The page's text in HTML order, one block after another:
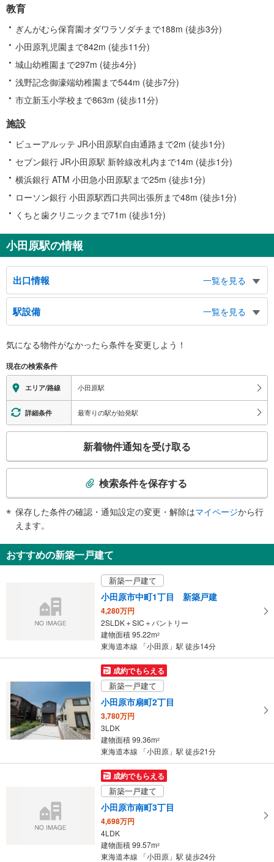
教育
ぎんがむら保育園オダワラソダチまで188m (徒歩3分)
小田原乳児園まで842m (徒歩11分)
城山幼稚園まで297m (徒歩4分)
浅野記念御濠端幼稚園まで544m (徒歩7分)
市立新玉小学校まで863m (徒歩11分)
施設
ビューアルッテ JR小田原駅自由通路まで2m (徒歩1分)
セブン銀行 JR小田原駅 新幹線改札内まで14m (徒歩1分)
横浜銀行 ATM 小田急小田原駅まで25m (徒歩1分)
ローソン銀行 小田原駅西口共同出張所まで48m (徒歩1分)
くちと歯クリニックまで71m (徒歩1分)
小田原駅の情報
出口情報
一覧を見る
東口
伊豆箱根鉄道（大雄山線）、箱根方面、バスのりば、タクシーのりば、小田原
城、城址公園、小田原文学館、なりわい交流館、御幸の浜海岸、小田原地下
街、商工会議所、観光協会、郷土文化館、市民会館、市立図書館、小田原郵便
局、裁判所、報徳二宮神社、法務合同庁舎
西口
東海道新幹線、小田急線、箱根登山線、駅レンタカー、バスのりば、タクシー
のりば、小田原市役所、中央公民館、小田原市立病院、社会福祉センター、税
務署、県合同庁舎、小田原警察署、北條早雲公像、めだかの学校、城山陸上競
技場、城山庭球場、小田原競輪場、関東学院大学、国際医療福祉大学、小田原
短期大学
駅設備
一覧を見る
※段差なしでの移動経路
【ＪＲ東日本】【ＪＲ東海】：○
【小田急電鉄】【箱根登山鉄道】：○
（※上記２社の駅は共同）
【伊豆箱根鉄道】：○
エレベータ
【ＪＲ】
［在来線］
・西口改札⇔東西自由通路（アークロード）
【小田急電鉄】【箱根登山鉄道】
・各ホーム⇔改札
【ＪＲ】
［新幹線］
・各ホーム⇔西口改札・新幹線乗換口改札
・新幹線乗換口⇔ＪＲ在来線通路
［在来線］
・各ホーム⇔東口改札
・西口改札⇔東西自由通路（アークロード）
【小田急電鉄】【箱根登山鉄道】
トイレ
［新幹線］
《多機能トイレ》
・改札内
［在来線］
【小田急電鉄】【箱根登山鉄道】
《多機能トイレ》
・改札内
気になる物件がなかったら条件を変更しよう！
現在の検索条件
エリア/路線 小田原駅
詳細条件 最寄りの駅が始発駅
検
知
を
マ
イ
ペ
ー
ジ
保
新着物件通知を受け取る
検索条件を保存する
保存した条件の確認・通知設定の変更・解除はマイページから行
えます。
おすすめの新築一戸建て
新築一戸建て
小田原市中町1丁目 新築戸建
4,280万円
2SLDK＋SIC＋パントリー
建物面積 95.22m2
東海道本線 「小田原」駅 徒歩14分
成約でもらえる
新築一戸建て
小田原市扇町2丁目
3,780万円
3LDK
建物面積 99.36m2
東海道本線 「小田原」駅 徒歩21分
成約でもらえる
新築一戸建て
小田原市南町3丁目
4,698万円
4LDK
建物面積 99.57m2
東海道本線 「小田原」駅 徒歩24分